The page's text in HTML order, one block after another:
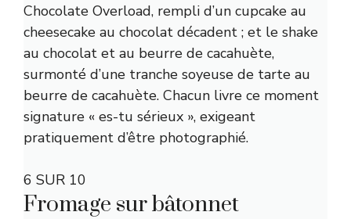
Chocolate Overload, rempli d’un cupcake au
cheesecake au chocolat décadent ; et le shake
au chocolat et au beurre de cacahuète,
surmonté d’une tranche soyeuse de tarte au
beurre de cacahuète. Chacun livre ce moment
signature « es-tu sérieux », exigeant
pratiquement d’être photographié.
6 SUR 10
Fromage sur bâtonnet